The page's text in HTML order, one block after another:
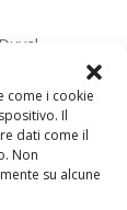
come i cookie
Il
dati come il
Non
su alcune
Duval